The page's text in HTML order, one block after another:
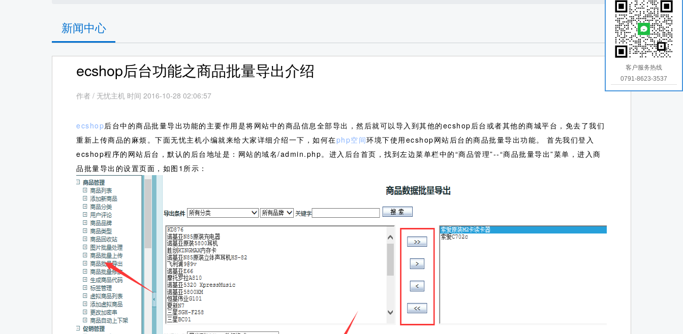
新闻中心
ecshop后台功能之商品批量导出介绍
作者 / 无忧主机 时间 2016-10-28 02:06:57
ecshop后台中的商品批量导出功能的主要作用是将网站中的商品信息全部导出，然后就可以导入到其他的ecshop后台或者其他的商城平台，免去了我们
重新上传商品的麻烦。下面无忧主机小编就来给大家详细介绍一下，如何在php空间环境下使用ecshop网站后台的商品批量导出功能。
首先我们登入
ecshop程序的网站后台，默认的后台地址是：网站的域名/admin.php。进入后台首页，找到左边菜单栏中的“商品管理”--“商品批量导出”菜单，进入商
品批量导出的设置页面，如图1所示：
客户服务热线
0791-8623-3537